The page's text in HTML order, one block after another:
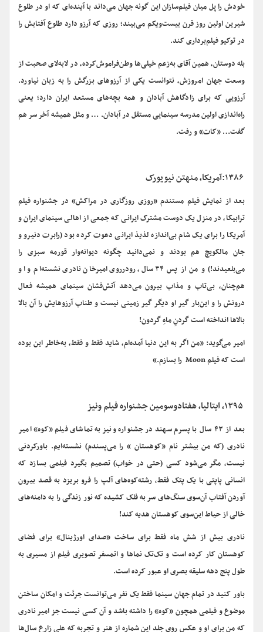
خودش را پل میان فیلم‌سازان این گونه جهان می‌داند با آینده‌ای که او در طلوع
شیرین اولین روز قرن بیست‌ویکم می‌بیند؛ روزی که آرزو دارد طلوع آفتابش را
در توکیو فیلم‌برداری کند.
بله دوستان، همین آقای به‌زعم خیلی‌ها وطن‌فراموش‌کرده، در لابه‌لای‌ صحبت از
وسعت جهان امروزش، نتوانست یکی از آرزوهای بزرگش را به زبان نیاورد.
آرزویی که برای زادگاهش آبادان و همه بچه‌های مستعد ایران دارد؛ یعنی
راه‌اندازی اولین مدرسه سینمایی مستقل در آبادان. … و مثل همیشه آخر سر هم
گفت… «کات» و رفت.
بعد از نمایش فیلم مستندم «روزی روزگاری در مراکش» در جشنواره فیلم
ترابیکا، در منزل یک دوست مشترک ایرانی که جمعی از اهالی سینمای ایران و
آمریکا را برای یک شام بی‌اندازه لذیذ ایرانی دعوت کرده بود (رابرت دنیرو و
جان مالکویچ هم بودند و نمی‌دانید چگونه دیوانه‌وار قورمه سبزی را
می‌بلعیدند!) و من از پس ۳۴ سال، رودرروی امیرخان نادری نشسته‌ام و او
هم‌چنان، بی‌تاب و مذاب بیرون می‌دهد آتش‌فشان سینمای همیشه فعال
درونش را و این‌بار گیر او دیگر گیر زمینی نیست و طناب آرزوهایش را آن بالا
بالاها انداخته است گردنِ ماهِ گردون!
امیر می‌گوید: «من اگر به این دنیا آمده‌ام، شاید فقط و فقط، به‌خاطر این بوده
است که فیلم Moon را بسازم.»
۱۳۹۵، ایتالیا، هفتادوسومین جشنواره فیلم ونیز
بعد از ۴۳ سال با پسرم سهند در جشنواره ونیز به تماشای فیلم «کوه» امیر
نادری (که من بیشتر نام «کوهستان » را می‌پسندم) نشسته‌ایم. باورکردنی
نیست، مگر می‌شود کسی (حتی در خواب) تصمیم بگیرد فیلمی بسازد که
انسانی پاپتی با یک پتک فقط، رشته‌کوه‌های آلپ را فرو بریزد به قصد بیرون
آوردن آفتاب آن‌سوی سنگ‌های سر به فلک کشیده که نور زندگی را به دامنه‌های
خالی از حیاط این‌سوی کوهستان هدیه کند!
نادری بیش از شش ماه فقط برای ساخت «صدای اورژینال» برای فضای
کوهستان کار کرده است و تک‌تک نماها و اتمسفر تصویری فیلم از مسیری به
طول پنج دهه سلیقه بصری او عبور کرده است.
باور کنید در تمام جهان سینما فقط یک‌ نفر می‌توانست جرئت و امکان ساختن
موضوع و فیلمی همچون «کوه» را داشته باشد و ‌آن کسی نیست جز امیر نادری
که من برای او و عکس روی جلد این شماره از هنر و تجربه که علی زارع سال‌ها